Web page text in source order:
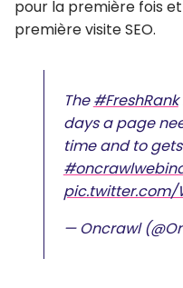
pour la première fois
première visite SEO.
The#FreshRank
days a page
time and to
pic.twitter.com/
— Oncrawl